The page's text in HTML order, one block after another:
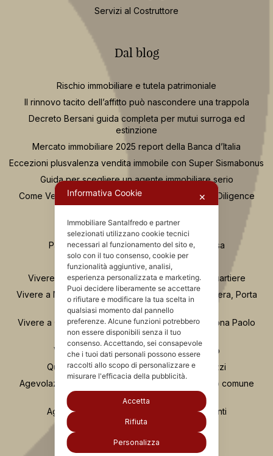
Servizi al Costruttore
Dal blog
Rischio immobiliare e tutela patrimoniale
Il rinnovo tacito dell’affitto può nascondere una trappola
Decreto Bersani guida completa per mutui surroga ed
estinzione
Mercato immobiliare 2025 report della Banca d’Italia
Eccezioni plusvalenza vendita immobile con Super Sismabonus
Guida per scegliere un agente immobiliare serio
Come Vendere Casa Consulenza Tecnica e Due Diligence
Se compro casa e fallisce il costruttore
Passaggi Fondamentali per Acquistare Casa
Osservatorio Valutazioni Santalfredo
Vivere in zona Buenos Aires Milano: guida al quartiere
Vivere a Moscova Milano: guida al quartiere tra Brera, Porta
Nuova e Parco Sempione
Vivere a Chinatown Milano: guida completa alla zona Paolo
Sarpi
Vivere a Porta Romana e Ticinese Milano
Quartiere Greco Milano: vita, servizi e prezzi
Agevolazione “Prima Casa”: comprare nel proprio comune
Agevolazione “prima casa” e unità collabenti
Informativa Cookie ✕
Immobiliare Santalfredo e partner
selezionati utilizzano cookie tecnici
necessari al funzionamento del sito e,
solo con il tuo consenso, cookie per
funzionalità aggiuntive, analisi,
esperienza personalizzata e marketing.
Puoi decidere liberamente se accettare
o rifiutare e modificare la tua scelta in
qualsiasi momento dal pannello
preferenze. Alcune funzioni potrebbero
non essere disponibili senza il tuo
consenso. Accettando, sei consapevole
che i tuoi dati personali possono essere
raccolti allo scopo di personalizzare e
misurare l'efficacia della pubblicità.
Accetta
Rifiuta
Personalizza